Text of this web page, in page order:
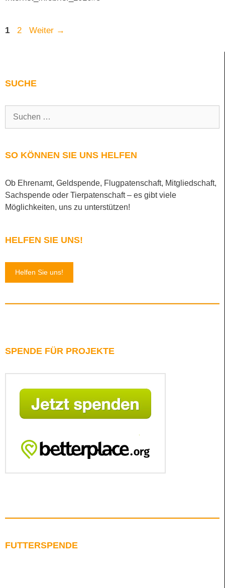
Seite
1 Seite
2 Weiter →
SUCHE
SO KÖNNEN SIE UNS HELFEN
Ob Ehrenamt, Geldspende, Flugpatenschaft, Mitgliedschaft,
Sachspende oder Tierpatenschaft – es gibt viele
Möglichkeiten, uns zu unterstützen!
HELFEN SIE UNS!
Helfen Sie uns!
SPENDE FÜR PROJEKTE
FUTTERSPENDE